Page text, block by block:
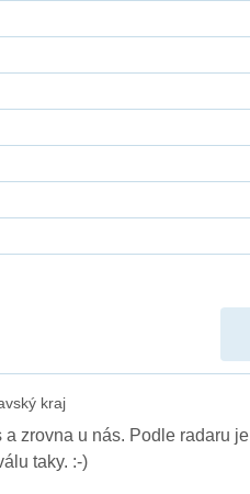
kraj
zrovna u nás. Podle radaru je
taky. :-)